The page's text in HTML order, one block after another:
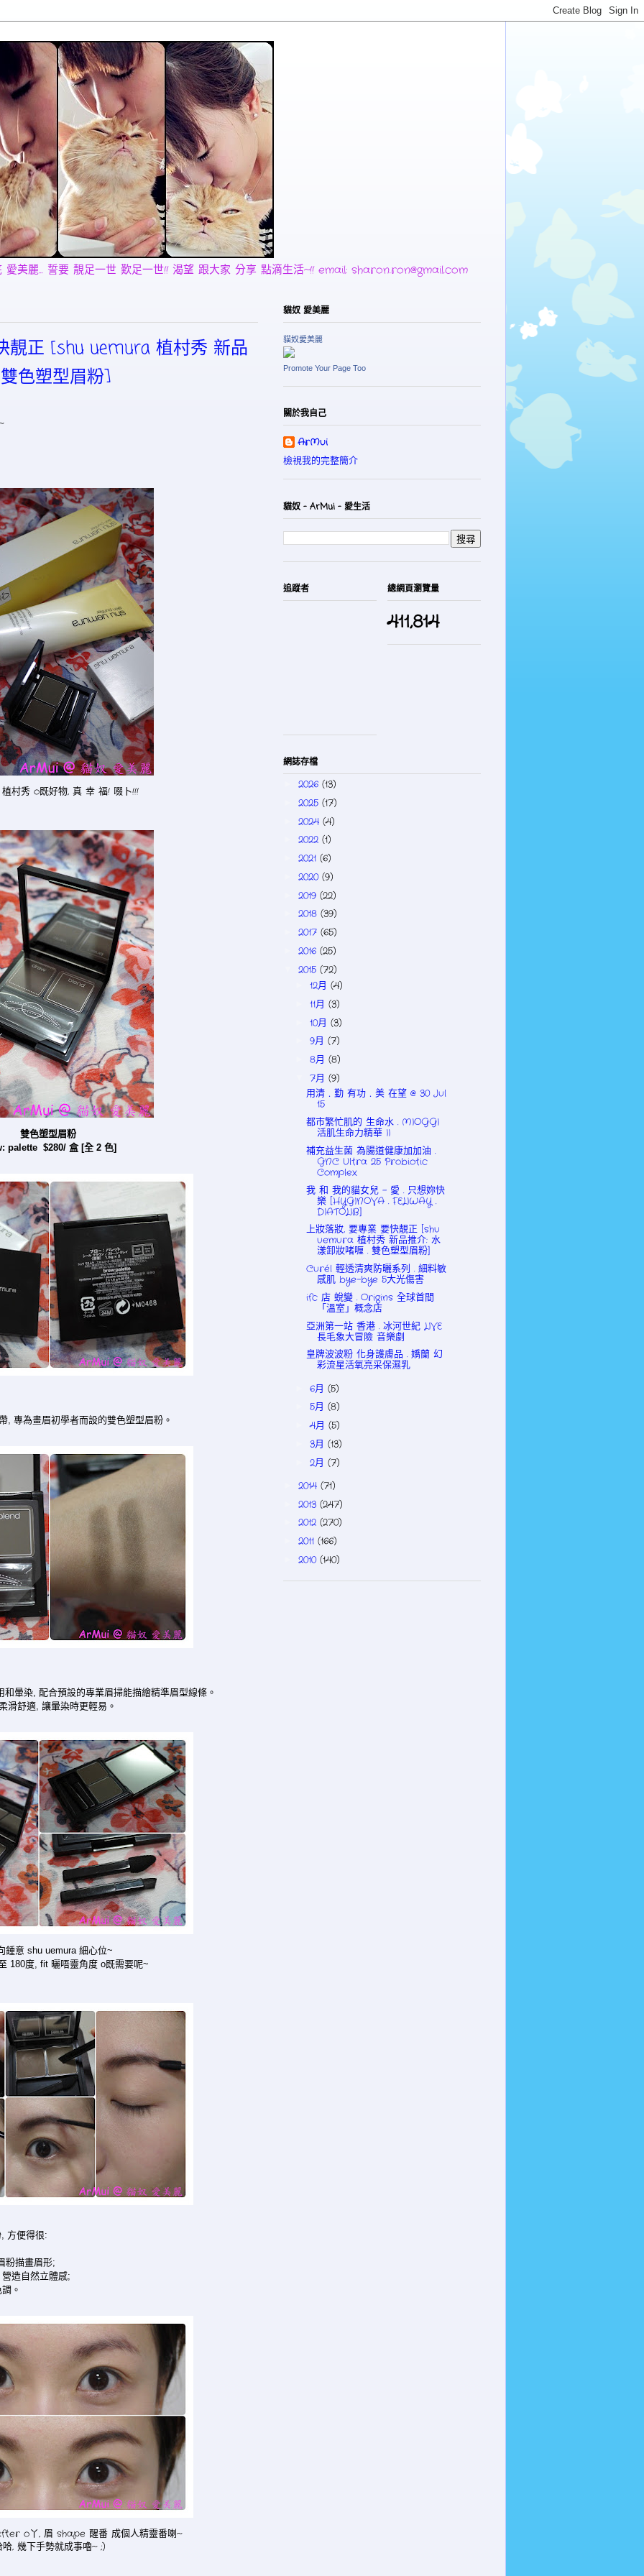
美麗... 誓要 靚足一世 歎足一世!! 渴望 跟大家 分享 點滴生活~!! email: sharon.ron@gmail.com
靚正 [shu uemura 植村秀 新品
色塑型眉粉]
村秀 o既好物, 真 幸 福! 啜卜!!!
雙色塑型眉粉
palette $280/ 盒 [全 2 色]
, 專為畫眉初學者而設的雙色塑型眉粉。
暈染, 配合預設的專業眉掃能描繪精準眉型線條。
滑舒適, 讓暈染時更輕易。
鍾意 shu uemura 細心位~
180度, fit 曬唔靈角度 o既需要呢~
方便得很:
粉描畫眉形;
造自然立體感;
。
o丫, 眉 shape 醒番 成個人精靈番喇~
哈, 幾下手勢就成事嚕~ ;)
貓奴 愛美麗
貓奴愛美麗
Promote Your Page Too
關於我自己
ArMui
檢視我的完整簡介
貓奴 - ArMui - 愛生活
追蹤者 總網頁瀏覽量
411,814
網誌存檔
2026 (13)
2025 (17)
2024 (4)
2022 (1)
2021 (6)
2020 (9)
2019 (22)
2018 (39)
2017 (65)
2016 (25)
2015 (72)
12月 (4)
11月 (3)
10月 (3)
9月 (7)
8月 (8)
7月 (9)
用清﹒勤 有功﹒美 在望 @ 30 Jul
15
都巿繁忙肌的 生命水 . MIOGGI
活肌生命力精華 II
補充益生菌 為腸道健康加加油 .
GNC Ultra 25 Probiotic
Complex
我 和 我的貓女兒 - 愛 . 只想妳快
樂 [HYGINOVA . FELIWAY .
DIATOLIB]
上妝落妝, 要專業 要快靚正 [shu
uemura 植村秀 新品推介: 水
漾卸妝啫喱 . 雙色塑型眉粉]
Curél 輕透清爽防曬系列 . 細料敏
感肌 bye-bye 5大光傷害
ifc 店 蛻變 . Origins 全球首間
「溫室」概念店
亞洲第一站 香港 . 冰河世紀 LIVE
長毛象大冒險 音樂劇
皇牌波波粉 化身護膚品 . 嬌蘭 幻
彩流星活氧亮采保濕乳
6月 (5)
5月 (8)
►4月 (5)
3月 (13)
2月 (7)
2014 (71)
2013 (247)
2012 (270)
2011 (166)
2010 (140)